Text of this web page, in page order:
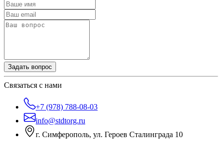
Задать вопрос
Связаться с нами
+7 (978) 788-08-03
info@stdtorg.ru
г. Симферополь, ул. Героев Сталинграда 10